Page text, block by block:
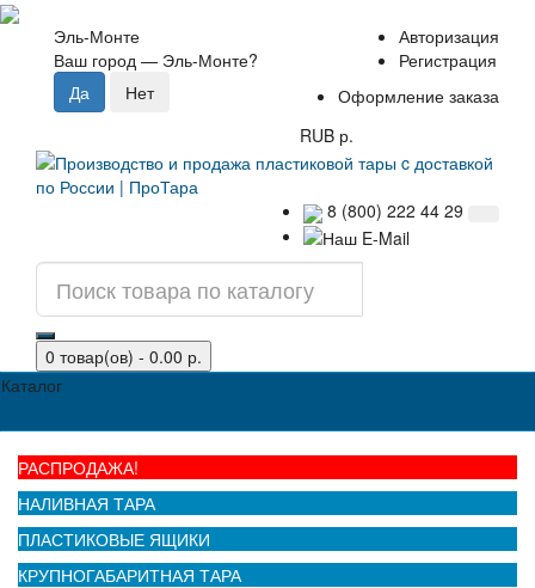
Эль-Монте
Ваш город — Эль-Монте?
Авторизация
Регистрация
Оформление заказа
RUB р.
8 (800) 222 44 29
0 товар(ов) - 0.00 р.
Каталог
РАСПРОДАЖА!
НАЛИВНАЯ ТАРА
ПЛАСТИКОВЫЕ ЯЩИКИ
КРУПНОГАБАРИТНАЯ ТАРА